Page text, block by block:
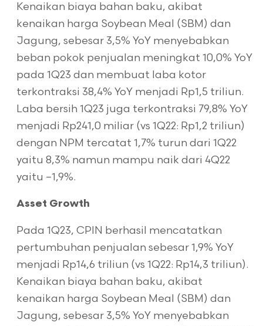
Kenaikan biaya bahan baku, akibat
kenaikan harga Soybean Meal (SBM) dan
Jagung, sebesar 3,5% YoY menyebabkan
beban pokok penjualan meningkat 10,0% YoY
pada 1Q23 dan membuat laba kotor
terkontraksi 38,4% YoY menjadi Rp1,5 triliun.
Laba bersih 1Q23 juga terkontraksi 79,8% YoY
menjadi Rp241,0 miliar (vs 1Q22: Rp1,2 triliun)
dengan NPM tercatat 1,7% turun dari 1Q22
yaitu 8,3% namun mampu naik dari 4Q22
yaitu –1,9%.
Asset Growth
Pada 1Q23, CPIN berhasil mencatatkan
pertumbuhan penjualan sebesar 1,9% YoY
menjadi Rp14,6 triliun (vs 1Q22: Rp14,3 triliun).
Kenaikan biaya bahan baku, akibat
kenaikan harga Soybean Meal (SBM) dan
Jagung, sebesar 3,5% YoY menyebabkan